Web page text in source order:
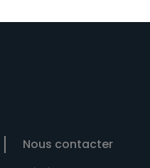
Nous contacter